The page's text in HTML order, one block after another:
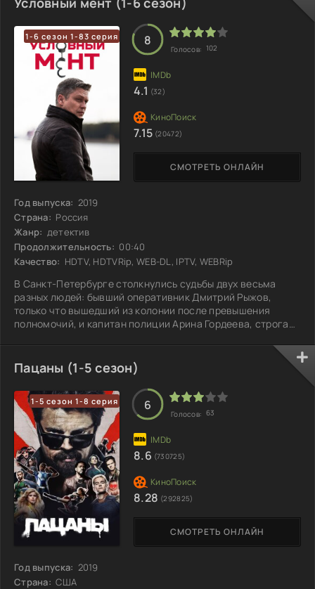
пробуждает в Ру надежду на перемены. Это новое
знакомство открывает перед ней неизведанные
горизонты, заставляя задуматься о том, как можно жить
иначе. Но
1-6 сезон 1-83 серия
Год выпуска: 2019
Страна: Россия
Жанр: детектив
Продолжительность: 00:40
Качество: HDTV, HDTVRip, WEB-DL, IPTV, WEBRip
В Санкт-Петербурге столкнулись судьбы двух весьма
разных людей: бывший оперативник Дмитрий Рыжов,
только что вышедший из колонии после превышения
полномочий, и капитан полиции Арина Гордеева, строгая
позади и устроиться на тихую работу в Жилкомсервис,
предпочитая кататься по улицам на своем старом
автомобиле. Арина, ставшая участковым в том же районе,
вскоре понимает, что здесь правит страхом влиятельный
бизнесмен Веня Ворон, а местный капитан
СМОТРЕТЬ ОНЛАЙН
8
Голосов: 102
4.1 (32)
7.15 (20472)
Пацаны (1-5 сезон)
1-5 сезон 1-8 серия
Год выпуска: 2019
Страна: США
СМОТРЕТЬ ОНЛАЙН
6
Голосов: 63
8.6 (730725)
8.28 (292825)